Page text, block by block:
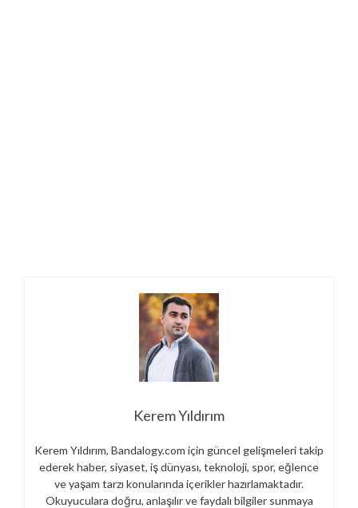
Kerem Yıldırım
Kerem Yıldırım, Bandalogy.com için güncel gelişmeleri takip
ederek haber, siyaset, iş dünyası, teknoloji, spor, eğlence
ve yaşam tarzı konularında içerikler hazırlamaktadır.
Okuyuculara doğru, anlaşılır ve faydalı bilgiler sunmaya